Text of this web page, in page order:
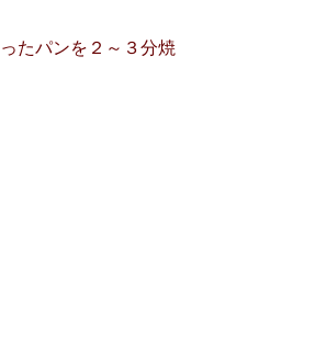
たパンを２～３分焼